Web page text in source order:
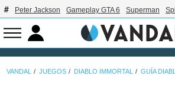
Peter Jackson Gameplay GTA 6 Superman
VANDAL JUEGOS DIABLO IMMORTAL GUÍA